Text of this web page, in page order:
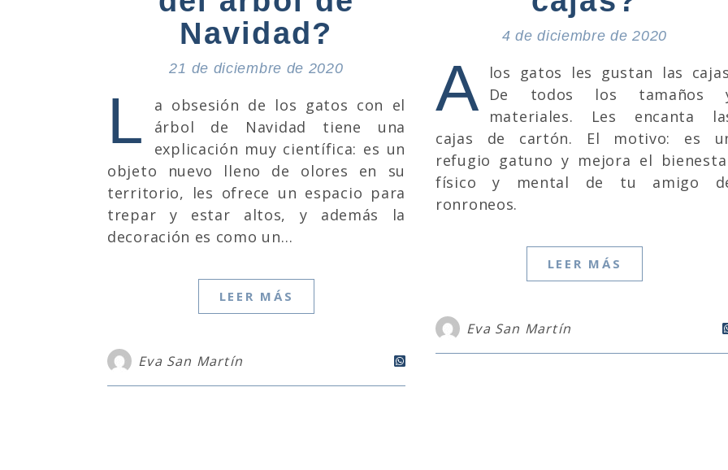
Navidad?
21 de diciembre de 2020
L
a obsesión de los gatos con el
árbol de Navidad tiene una
explicación muy científica: es un
objeto nuevo lleno de olores en su
territorio, les ofrece un espacio para
trepar y estar altos, y además la
decoración es como un…
LEER MÁS
Eva San Martín
4 de diciembre de 2020
A
los gatos les gustan las
De todos los tamaños
materiales. Les encanta
cajas de cartón. El motivo: es
refugio gatuno y mejora el
físico y mental de tu amigo
ronroneos.
LEER MÁS
Eva San Martín